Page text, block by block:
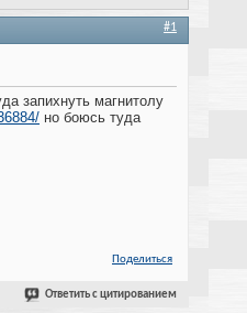
#1
запихнуть магнитолу
но боюсь туда
Поделиться
Ответить с цитированием